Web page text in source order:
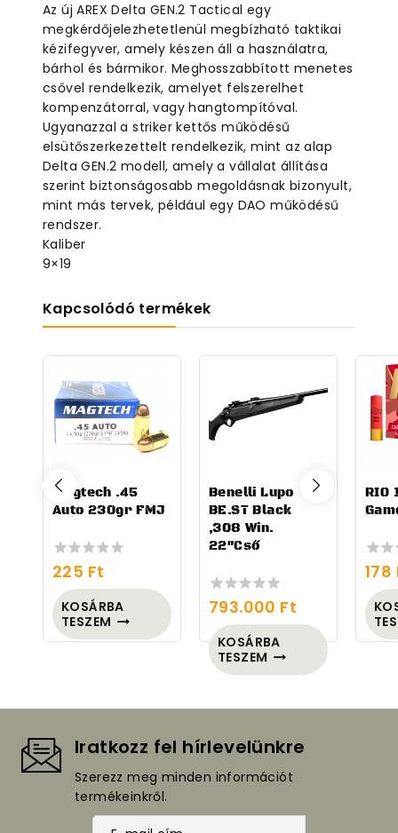
Az új AREX Delta GEN.2 Tactical egy
megkérdőjelezhetetlenül megbízható taktikai
kézifegyver, amely készen áll a használatra,
bárhol és bármikor. Meghosszabbított menetes
csővel rendelkezik, amelyet felszerelhet
kompenzátorral, vagy hangtompítóval.
Ugyanazzal a striker kettős működésű
elsütőszerkezettelt rendelkezik, mint az alap
Delta GEN.2 modell, amely a vállalat állítása
szerint biztonságosabb megoldásnak bizonyult,
mint más tervek, például egy DAO működésű
rendszer.
Kaliber
9×19
Kapcsolódó termékek
Magtech .45
Auto 230gr FMJ
0
of
5
225 Ft
KOSÁRBA
TESZEM
Benelli Lupo
BE.ST Black
,308 Win.
22″Cső
0
of
5
793.000 Ft
KOSÁRBA
TESZEM
RIO
0
of
5
178
Iratkozz fel hírlevelünkre
Szerezz meg minden információt
termékeinkről.